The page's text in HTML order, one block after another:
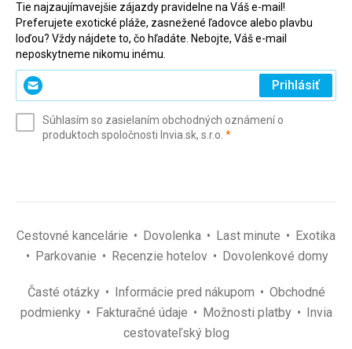
Tie najzaujímavejšie zájazdy pravidelne na Váš e-mail!
Preferujete exotické pláže, zasnežené ľadovce alebo plavbu
loďou? Vždy nájdete to, čo hľadáte. Nebojte, Váš e-mail
neposkytneme nikomu inému.
Zadajte
svoj
(povinné)
Prihlásiť
Súhlasím so zasielaním obchodných oznámení o
produktoch spoločnosti Invia.sk, s.r.o. *(povinné)
Cestovné kancelárie Dovolenka Last minute
Exotika
Parkovanie
Recenzie hotelov Dovolenkové domy
Časté otázky Informácie pred nákupom
Obchodné
podmienky
Fakturačné údaje Možnosti platby
Invia
cestovateľský blog